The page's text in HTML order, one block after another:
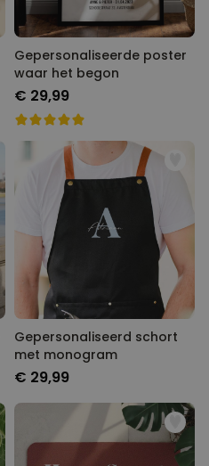
Gepersonaliseerde poster
waar het begon
€ 29,99
Gepersonaliseerd schort
met monogram
€ 29,99